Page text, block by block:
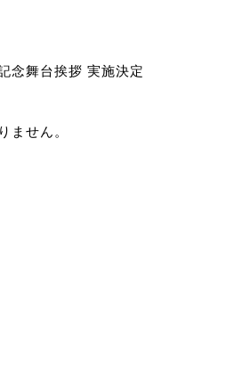
念舞台挨拶 実施決定
ません。